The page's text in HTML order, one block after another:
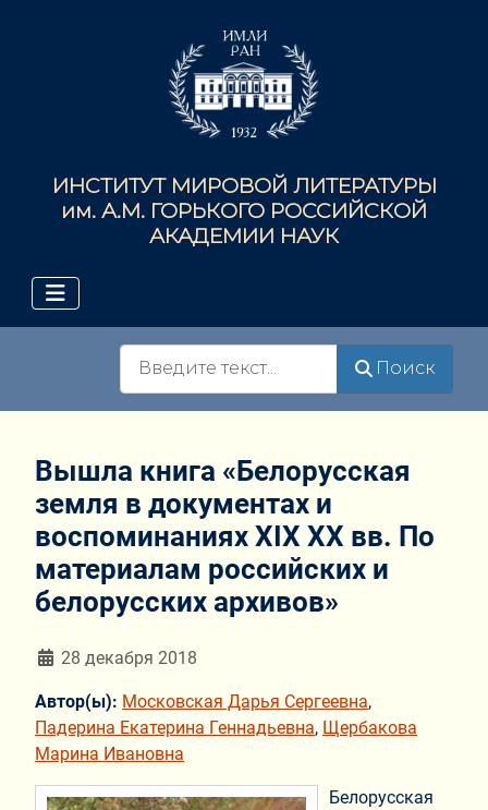
ИНСТИТУТ МИРОВОЙ ЛИТЕРАТУРЫ
им. А.М. ГОРЬКОГО РОССИЙСКОЙ
АКАДЕМИИ НАУК
Поиск
Вышла книга «Белорусская
земля в документах и
воспоминаниях XIX XX вв. По
материалам российских и
белорусских архивов»
Информация о материале
28 декабря 2018
Автор(ы): Московская Дарья Сергеевна,
Падерина Екатерина Геннадьевна, Щербакова
Марина Ивановна
Белорусская